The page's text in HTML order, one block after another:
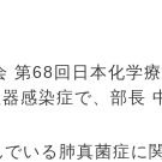
第68回日本化学
感染症で、部長
いる肺真菌症に